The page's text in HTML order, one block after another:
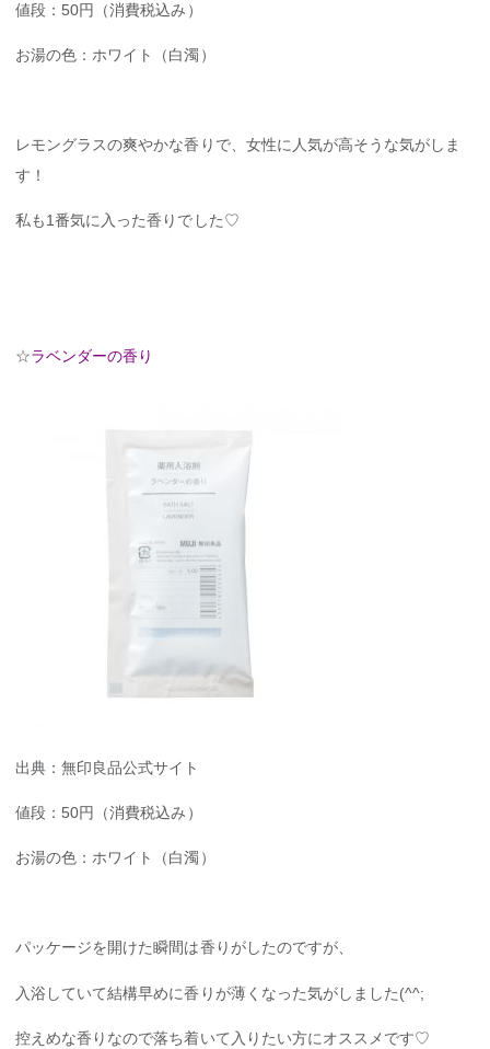
値段：50円（消費税込み）
お湯の色：ホワイト（白濁）
レモングラスの爽やかな香りで、女性に人気が高そうな気がしま
す！
私も1番気に入った香りでした♡
☆ラベンダーの香り
出典：無印良品公式サイト
値段：50円（消費税込み）
お湯の色：ホワイト（白濁）
パッケージを開けた瞬間は香りがしたのですが、
入浴していて結構早めに香りが薄くなった気がしました(^^;
控えめな香りなので落ち着いて入りたい方にオススメです♡